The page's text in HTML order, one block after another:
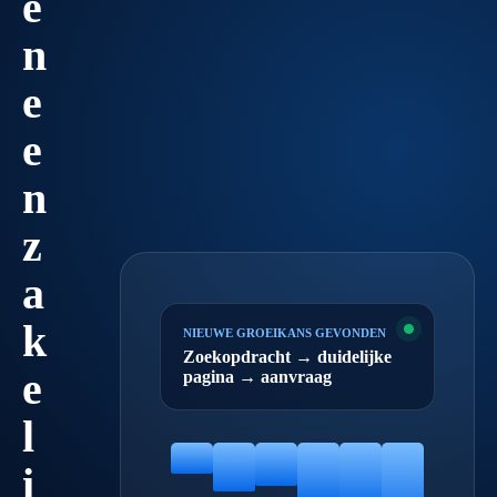
n
e
e
n
z
a
k
e
l
i
NIEUWE GROEIKANS GEVONDEN
Zoekopdracht → duidelijke
pagina → aanvraag